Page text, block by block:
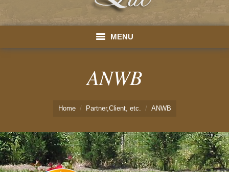
MENU
Parcelas Altos Pirineos
Tarifa & Reserva parcelas
Bungalows
Tarifa & Reserva bungalows
ANWB
Home
Partner,Client, etc. ANWB